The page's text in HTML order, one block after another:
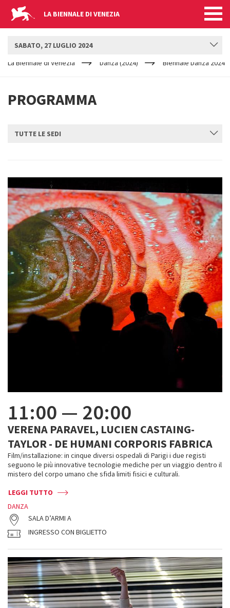
LA BIENNALE DI VENEZIA
ARE
La Biennale di Venezia Danza (2024) Biennale Danza 2024
PROGRAMMA
SABATO, 27 LUGLIO 2024
TUTTE LE SEDI
11:00 — 20:00
VERENA PARAVEL, LUCIEN CASTAING-
TAYLOR - DE HUMANI CORPORIS FABRICA
Film/installazione: in cinque diversi ospedali di Parigi i due registi
seguono le più innovative tecnologie mediche per un viaggio dentro il
mistero del corpo umano che sfida limiti fisici e culturali.
LEGGI TUTTO
DANZA
SALA D’ARMI A
INGRESSO CON BIGLIETTO